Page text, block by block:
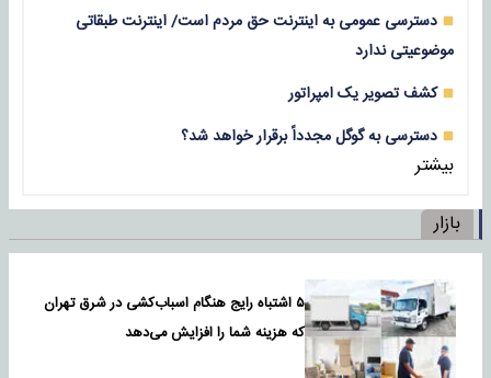
دسترسی عمومی به اینترنت حق مردم است/ اینترنت طبقاتی
موضوعیتی ندارد
کشف تصویر یک امپراتور
دسترسی به گوگل مجدداً برقرار خواهد شد؟
بیشتر
بازار
۵ اشتباه رایج هنگام اسباب‌کشی در شرق تهران
که هزینه شما را افزایش می‌دهد